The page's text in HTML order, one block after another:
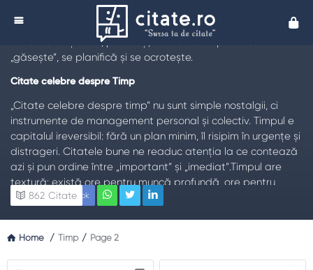
Citate despre Timp - Citate timp
TL;DR:
Citatele despre timp ne amintesc că ziua este
unitatea vieții: ritm, priorități, memorie. Timpul nu se
„găsește”, se planifică și se ocrotește.
Citate celebre despre Timp
„Citate celebre despre timp” nu sunt simple nostalgii, ci
instrumente de management personal și colectiv. Timpul e
capitalul ireversibil: fără un plan minim, îl risipim în urgențe și
distrageri. Citatele bune ne readuc atenția la ce contează
azi și pun ordine între „important” și „imediat”.Timpul are
textură: există ore pentru muncă profundă, ore pentru
legături, ore pentru refacere. Cine amestecă totul obține
Facebook
862 Citate
Home / Timp / Page 2